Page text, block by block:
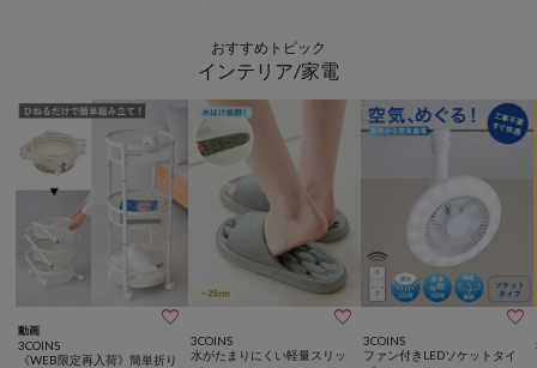
おすすめトピック
インテリア/家電
動画 
3COINS
《WEB限定再入荷》簡単折り

3COINS
水がたまりにくい軽量スリッ

3COINS
ファン付きLEDソケットタイ